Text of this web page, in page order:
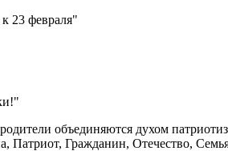
23 февраля"
объединяются духом
Патриот, Гражданин, Отечество,